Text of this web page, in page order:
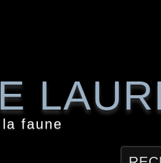
faune